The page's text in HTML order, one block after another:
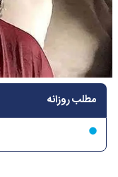
مطلب روزانه